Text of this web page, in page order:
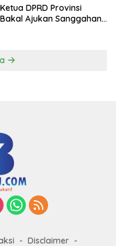
DPRD Provinsi
Ajukan Sanggahan
Disclaimer